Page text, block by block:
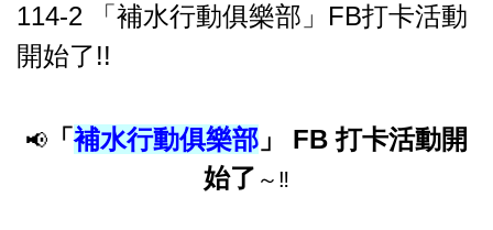
114-2 「補水行動俱樂部」FB打卡活動
開始了!!
📢 「補水行動俱樂部 」 FB 打卡活動開
始了 ～‼️